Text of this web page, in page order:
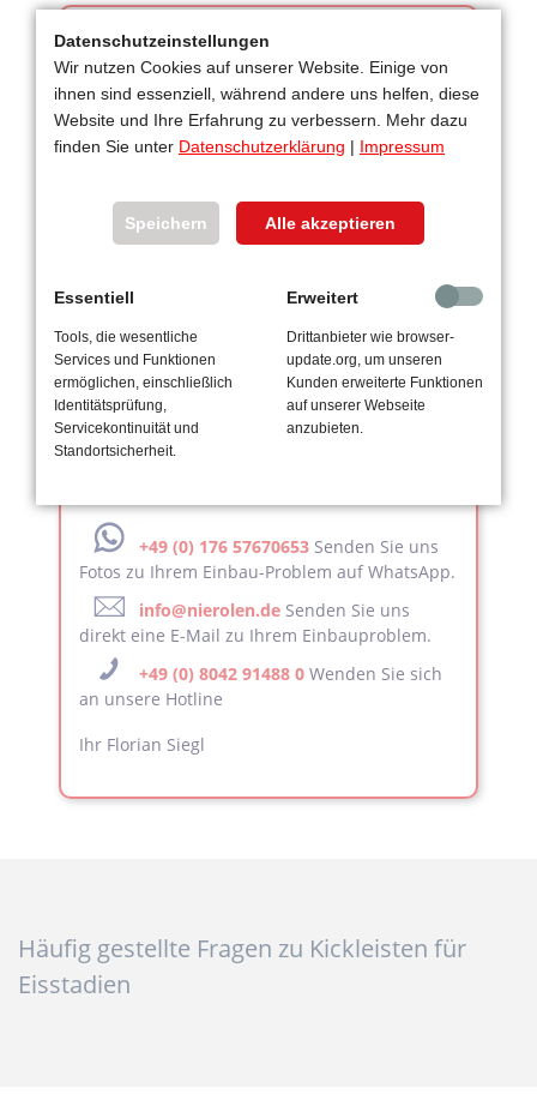
Haben Sie gerade eine Frage?
Benötigen Sie noch Informationen für eine
Ausschreibung oder haben Fragen zu
unserem Material?
+49 (0) 176 57670653 Senden Sie uns
Fotos zu Ihrem Einbau-Problem auf WhatsApp.
info@nierolen.de Senden Sie uns
direkt eine E-Mail zu Ihrem Einbauproblem.
+49 (0) 8042 91488 0 Wenden Sie sich
an unsere Hotline
Ihr Florian Siegl
Häufig gestellte Fragen zu Kickleisten für
Eisstadien
Datenschutzeinstellungen
Wir nutzen Cookies auf unserer Website. Einige von
ihnen sind essenziell, während andere uns helfen, diese
Website und Ihre Erfahrung zu verbessern. Mehr dazu
finden Sie unter Datenschutzerklärung | Impressum
Speichern Alle akzeptieren
Essentiell
Tools, die wesentliche
Services und Funktionen
ermöglichen, einschließlich
Identitätsprüfung,
Servicekontinuität und
Standortsicherheit.
Erweitert
Drittanbieter wie browser-
update.org, um unseren
Kunden erweiterte Funktionen
auf unserer Webseite
anzubieten.